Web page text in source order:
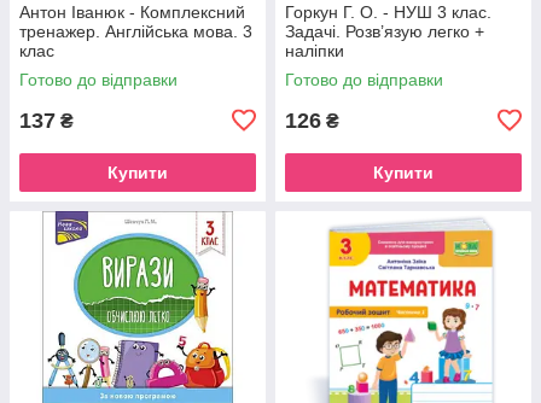
Антон Іванюк - Комплексний
тренажер. Англійська мова. 3
клас
Готово до відправки
137 ₴
Купити
Горкун Г. О. - НУШ 3 клас.
Задачі. Розв’язую легко +
наліпки
Готово до відправки
126 ₴
Купити